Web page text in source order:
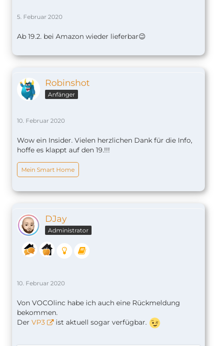
5. Februar 2020
Ab 19.2. bei Amazon wieder lieferbar😉
Robinshot
Anfänger
10. Februar 2020
Wow ein Insider. Vielen herzlichen Dank für die Info,
hoffe es klappt auf den 19.!!!
Mein Smart Home
DJay
Administrator
10. Februar 2020
Von VOCOlinc habe ich auch eine Rückmeldung
bekommen.
Der VP3 ist aktuell sogar verfügbar.